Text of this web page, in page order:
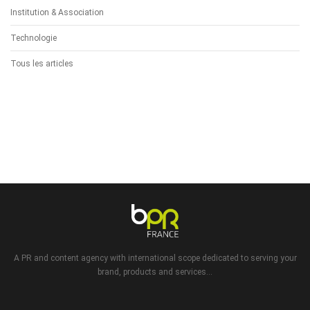
Institution & Association
Technologie
Tous les articles
A PR and content agency with international scope dedicated to serving your
brand, products and services...